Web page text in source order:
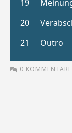
0 KOMMENTARE